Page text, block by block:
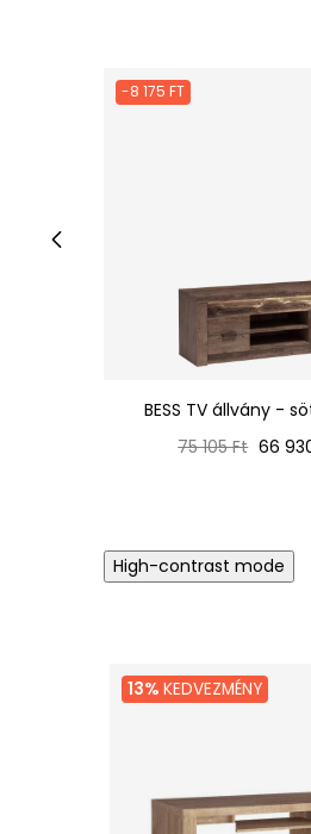
-8 175 FT
BESS TV állvány -
Normál
75 105 Ft Ár
66
High-contrast mode
13% KEDVEZMÉNY